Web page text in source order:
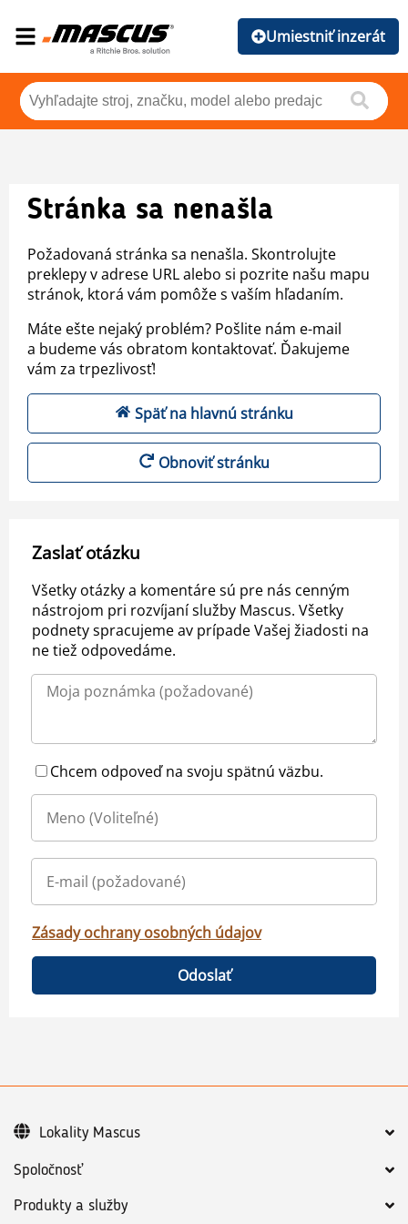
Umiestniť inzerát
Stránka sa nenašla
Požadovaná stránka sa nenašla. Skontrolujte
preklepy v adrese URL alebo si pozrite našu mapu
stránok, ktorá vám pomôže s vaším hľadaním.
Máte ešte nejaký problém? Pošlite nám e-mail
a budeme vás obratom kontaktovať. Ďakujeme
vám za trpezlivosť!
Späť na hlavnú stránku
Obnoviť stránku
Zaslať otázku
Všetky otázky a komentáre sú pre nás cenným
nástrojom pri rozvíjaní služby Mascus. Všetky
podnety spracujeme av prípade Vašej žiadosti na
ne tiež odpovedáme.
Chcem odpoveď na svoju spätnú väzbu.
Zásady ochrany osobných údajov
Odoslať
Spoločnosť
Produkty a služby
Lokality Mascus